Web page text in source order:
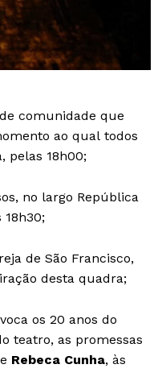
comunidade que
ao qual todos
pelas 18h00;
no largo República
de São Francisco,
desta quadra;
os 20 anos do
teatro, as promessas
Rebeca Cunha, às